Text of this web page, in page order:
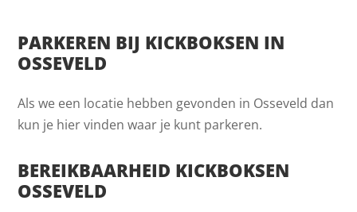
PARKEREN BIJ KICKBOKSEN IN
OSSEVELD
Als we een locatie hebben gevonden in Osseveld dan
kun je hier vinden waar je kunt parkeren.
BEREIKBAARHEID KICKBOKSEN
OSSEVELD